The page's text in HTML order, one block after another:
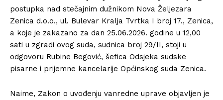
postupka nad stečajnim dužnikom Nova Željezara
Zenica d.o.o., ul. Bulevar Kralja Tvrtka I broj 17., Zenica,
a koje je zakazano za dan 25.06.2026. godine u 12,00
sati u zgradi ovog suda, sudnica broj 29/II, stoji u
odgovoru Rubine Begović, šefica Odsjeka sudske
pisarne i prijemne kancelarije Općinskog suda Zenica.
Naime, Zakon o uvođenju vanredne uprave objavljen je